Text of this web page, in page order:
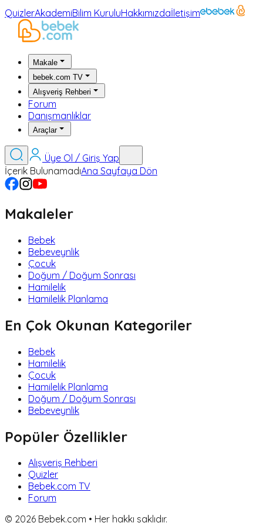
QuizlerAkademiBilim KuruluHakkımızdaİletişim
Makale
bebek.com TV
Alışveriş Rehberi
Forum
Danışmanlıklar
Araçlar
Üye Ol / Giriş Yap
İçerik BulunamadıAna Sayfaya Dön
Makaleler
Bebek
Bebeveynlik
Çocuk
Doğum / Doğum Sonrası
Hamilelik
Hamilelik Planlama
En Çok Okunan Kategoriler
Bebek
Hamilelik
Çocuk
Hamilelik Planlama
Doğum / Doğum Sonrası
Bebeveynlik
Popüler Özellikler
Alışveriş Rehberi
Quizler
Bebek.com TV
Forum
© 2026 Bebek.com • Her hakkı saklıdır.